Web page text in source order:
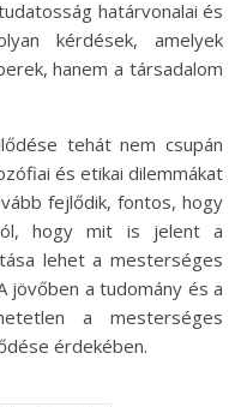
határvonalai és
kérdések, amelyek
hanem a társadalom
tehát nem csupán
és etikai dilemmákat
fejlődik, fontos, hogy
hogy mit is jelent a
lehet a mesterséges
jövőben a tudomány és a
a mesterséges
érdekében.